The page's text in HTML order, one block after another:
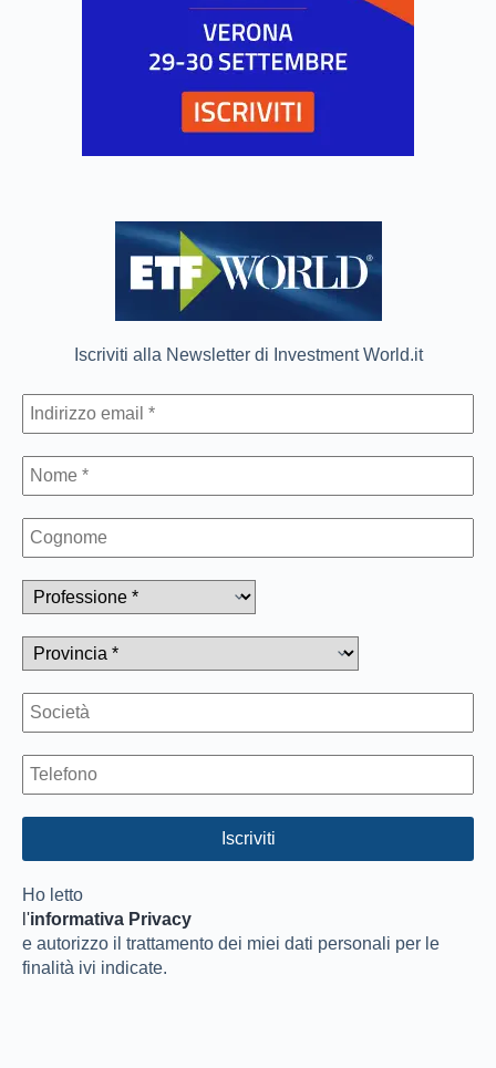
Iscriviti alla Newsletter di Investment World.it
Ho letto
l'informativa Privacy
e autorizzo il trattamento dei miei dati personali per le
finalità ivi indicate.